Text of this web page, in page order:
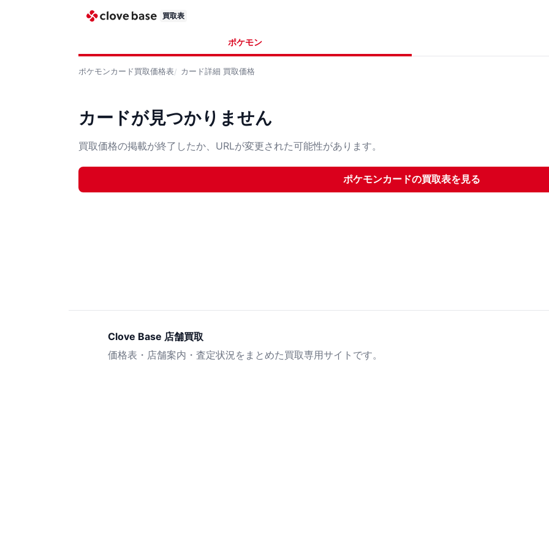
買取表
ポケモン
ポケモンカード買取価格表 カード詳細 買取価格
カードが見つかりません
買取価格の掲載が終了したか、URLが変更された可能性があります。
ポケモンカードの買取表を見る
Clove Base 店舗買取
価格表・店舗案内・査定状況をまとめた買取専用サイトです。